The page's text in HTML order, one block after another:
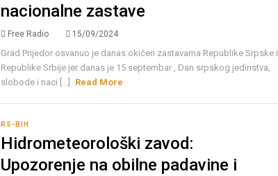
nacionalne zastave
Free Radio 15/09/2024
Grad Prijedor osvanuo je danas okićen zastavama Republike Srpske i
Republike Srbije jer danas je 15.septembar , Dan srpskog jedinstva,
slobode i naci [...]
Read More
RS-BIH
Hidrometeorološki zavod:
Upozorenje na obilne padavine i